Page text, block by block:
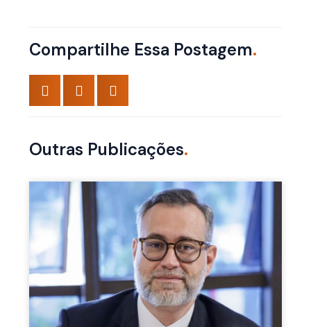
Compartilhe Essa Postagem.
Outras Publicações.